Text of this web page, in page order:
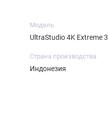
Модель
UltraStudio 4K Extreme 3
Страна производства
Индонезия